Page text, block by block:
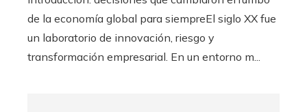
de la economía global para siempreEl siglo XX fue
un laboratorio de innovación, riesgo y
transformación empresarial. En un entorno m...